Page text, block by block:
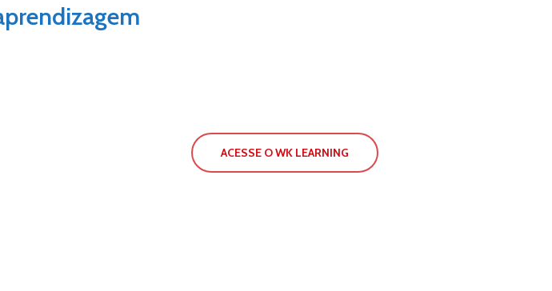
ACESSE O WK LEARNING